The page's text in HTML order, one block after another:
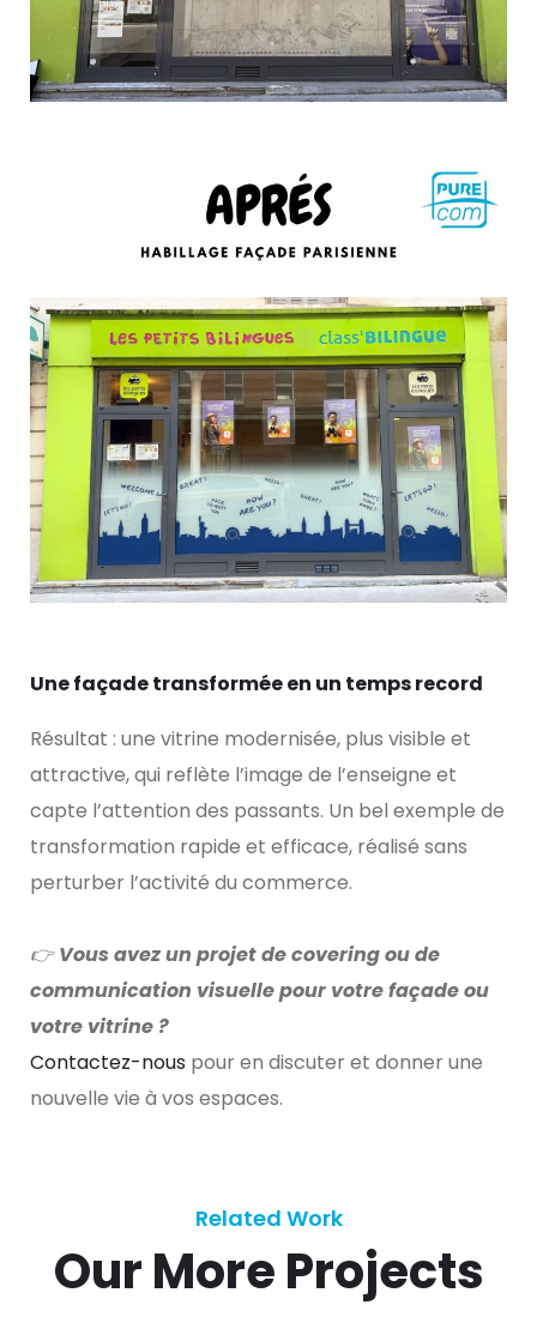
Une façade transformée en un temps record
Résultat : une vitrine modernisée, plus visible et
attractive, qui reflète l’image de l’enseigne et
capte l’attention des passants. Un bel exemple de
transformation rapide et efficace, réalisé sans
perturber l’activité du commerce.
👉 Vous avez un projet de covering ou de
communication visuelle pour votre façade ou
votre vitrine ?
Contactez-nous pour en discuter et donner une
nouvelle vie à vos espaces.
Related Work
Our More Projects